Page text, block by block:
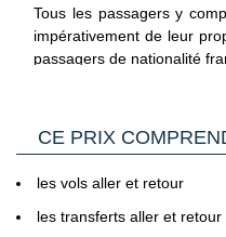
Tous les passagers y
impérativement de leur
passagers de nationalité
Pour les ressortissants
il est possible d'entrer
cartes d'identité
privilégier l'usage d'un
Vous trouverez des
l’ensemble des
sanitaires sur le site France
CE PRIX
les vols aller et retour
les transferts aller et